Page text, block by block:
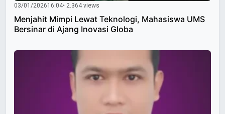
03/01/202616:04• 2.364 views
Menjahit Mimpi Lewat Teknologi, Mahasiswa UMS
Bersinar di Ajang Inovasi Globa